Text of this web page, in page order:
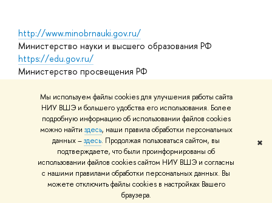
Мы используем файлы cookies для улучшения работы сайта
НИУ ВШЭ и большего удобства его использования. Более
подробную информацию об использовании файлов cookies
можно найти здесь, наши правила обработки персональных
данных –здесь. Продолжая пользоваться сайтом, вы
подтверждаете, что были проинформированы об
использовании файлов cookies сайтом НИУ ВШЭ и согласны
с нашими правилами обработки персональных данных. Вы
можете отключить файлы cookies в настройках Вашего
браузера.
✖
http://www.minobrnauki.gov.ru/
Министерство науки и высшего образования РФ
https://edu.gov.ru/
Министерство просвещения РФ
Массовые открытые онлайн-курсы
© НИУ ВШЭ 1993–2026 Адреса и контактыУсловия
использования материаловПолитика конфиденциальности
Шрифты HSE Sans и HSE Slab разработаны в
Школе дизайна НИУ